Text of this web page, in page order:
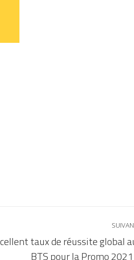
taux de réussite global
BTS pour la Promo